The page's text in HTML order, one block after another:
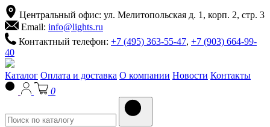
Центральный офис: ул. Мелитопольская д. 1, корп. 2, стр. 3
Email: info@lights.ru
Контактный телефон: +7 (495) 363-55-47, +7 (903) 664-99-
40
Каталог Оплата и доставка О компании Новости Контакты
0